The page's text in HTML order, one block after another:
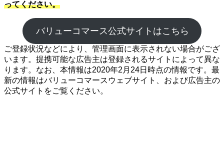
ってください。
バリューコマース公式サイトはこちら
ご登録状況などにより、管理画面に表示されない場合がござ
います。提携可能な広告主は登録されるサイトによって異な
ります。なお、本情報は2020年2月24日時点の情報です。最
新の情報はバリューコマースウェブサイト、および広告主の
公式サイトをご覧ください。